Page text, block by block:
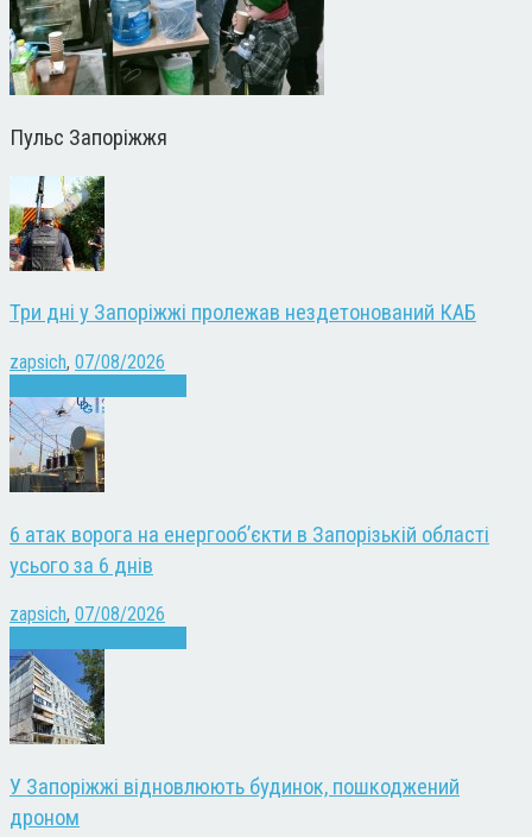
Пульс Запоріжжя
Три дні у Запоріжжі пролежав нездетонований КАБ
zapsich, 07/08/2026
6 атак ворога на енергооб’єкти в Запорізькій області
усього за 6 днів
zapsich, 07/08/2026
У Запоріжжі відновлюють будинок, пошкоджений
дроном